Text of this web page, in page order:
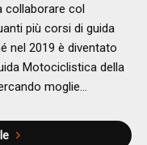
collaborare col
più corsi di guida
nel 2019 è diventato
Motociclistica della
moglie…